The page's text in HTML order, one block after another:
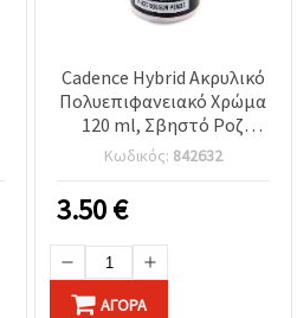
Cadence Hybrid Ακρυλικό
Πολυεπιφανειακό Χρώμα
120 ml, Σβηστό Ροζ
(Απαλό Παστέλ) – Χρώμα
χειροτεχνίας για DIY
κατασκευές
Κωδικός: 842632
3.50€
ΑΓΟΡΆ